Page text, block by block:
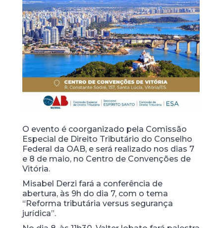
O evento é coorganizado pela Comissão
Especial de Direito Tributário do Conselho
Federal da OAB, e será realizado nos dias 7
e 8 de maio, no Centro de Convenções de
Vitória.
Misabel Derzi fará a conferência de
abertura, às 9h do dia 7, com o tema
“Reforma tributária versus segurança
jurídica”.